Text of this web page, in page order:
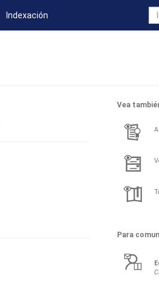
Indexación
Vea
Para